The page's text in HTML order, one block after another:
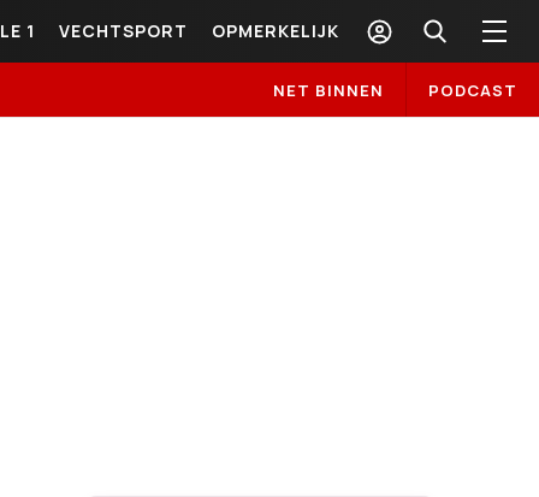
1 VECHTSPORT OPMERKELIJK
NET BINNEN PODCAST